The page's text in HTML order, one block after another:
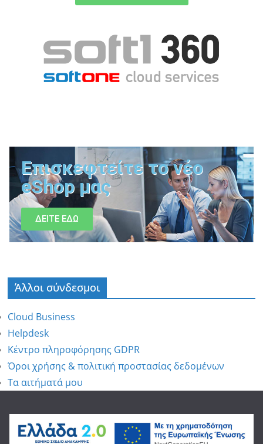
Επισκεφτείτε το νέο
eShop μας
ΔΕΙΤΕ ΕΔΩ
Άλλοι σύνδεσμοι
Cloud Business
Helpdesk
Κέντρο πληροφόρησης GDPR
Όροι χρήσης & πολιτική προστασίας δεδομένων
Τα αιτήματά μου